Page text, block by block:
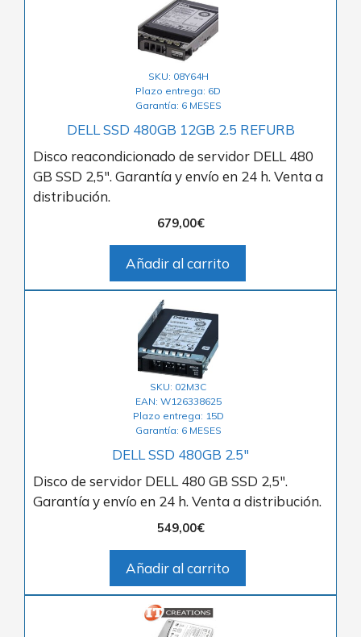
SKU: 08Y64H
Plazo entrega: 6D
Garantía: 6 MESES
DELL SSD 480GB 12GB 2.5 REFURB
Disco reacondicionado de servidor DELL 480
GB SSD 2,5″. Garantía y envío en 24 h. Venta a
distribución.
679,00€
Añadir al carrito
SKU: 02M3C
EAN: W126338625
Plazo entrega: 15D
Garantía: 6 MESES
DELL SSD 480GB 2.5″
Disco de servidor DELL 480 GB SSD 2,5″.
Garantía y envío en 24 h. Venta a distribución.
549,00€
Añadir al carrito